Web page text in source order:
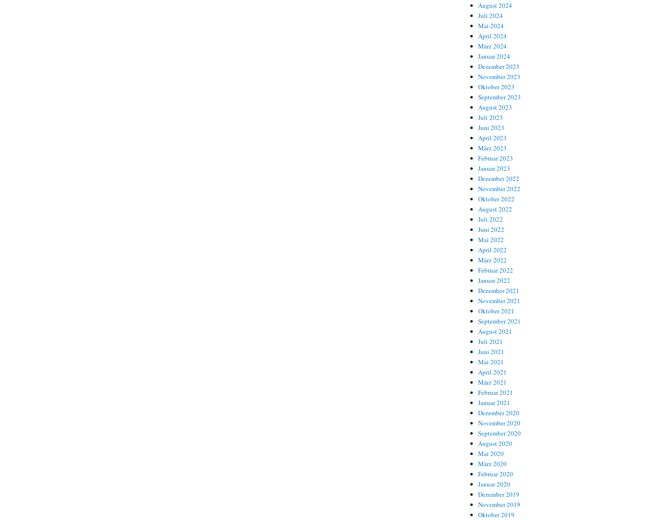
August 2024
Juli 2024
Mai 2024
April 2024
März 2024
Januar 2024
Dezember 2023
November 2023
Oktober 2023
September 2023
August 2023
Juli 2023
Juni 2023
April 2023
März 2023
Februar 2023
Januar 2023
Dezember 2022
November 2022
Oktober 2022
August 2022
Juli 2022
Juni 2022
Mai 2022
April 2022
März 2022
Februar 2022
Januar 2022
Dezember 2021
November 2021
Oktober 2021
September 2021
August 2021
Juli 2021
Juni 2021
Mai 2021
April 2021
März 2021
Februar 2021
Januar 2021
Dezember 2020
November 2020
September 2020
August 2020
Mai 2020
März 2020
Februar 2020
Januar 2020
Dezember 2019
November 2019
Oktober 2019